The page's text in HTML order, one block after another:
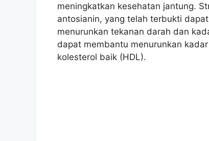
meningkatkan kesehatan jantung.
antosianin, yang telah terbukti
menurunkan tekanan darah dan
dapat membantu menurunkan
kolesterol baik (HDL).